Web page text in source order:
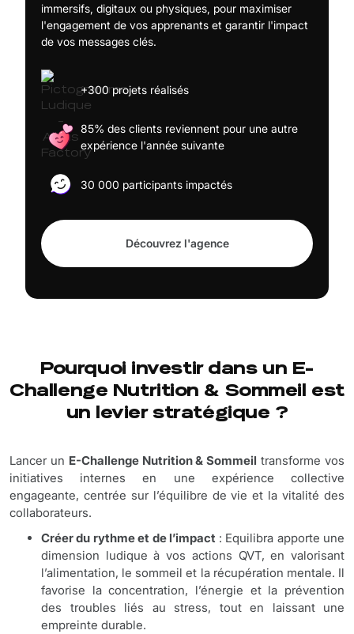
immersifs, digitaux ou physiques, pour maximiser
l'engagement de vos apprenants et garantir l'impact
de vos messages clés.
+300 projets réalisés
85% des clients reviennent pour une autre
expérience l'année suivante
30 000 participants impactés
Découvrez l'agence
Pourquoi investir dans un E-
Challenge Nutrition & Sommeil est
un levier stratégique ?
Lancer un E-Challenge Nutrition & Sommeil transforme vos
initiatives internes en une expérience collective
engageante, centrée sur l’équilibre de vie et la vitalité des
collaborateurs.
Créer du rythme et de l’impact : Equilibra apporte une
dimension ludique à vos actions QVT, en valorisant
l’alimentation, le sommeil et la récupération mentale. Il
favorise la concentration, l’énergie et la prévention
des troubles liés au stress, tout en laissant une
empreinte durable.